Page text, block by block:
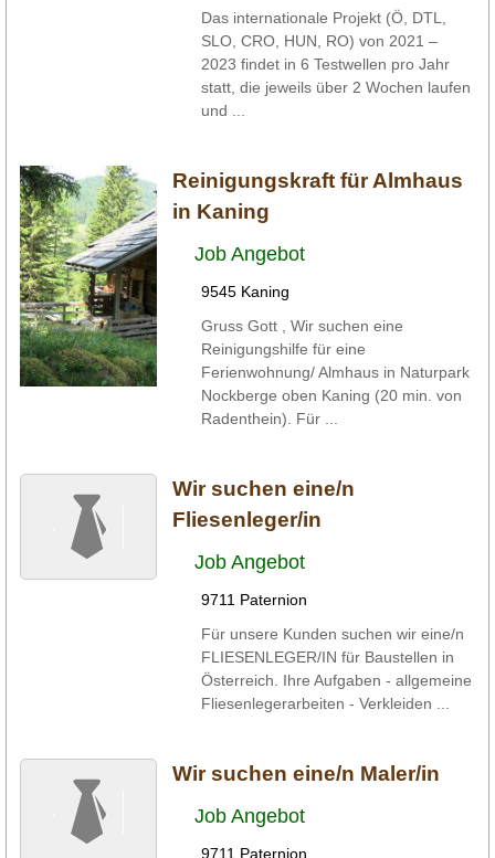
Das internationale Projekt (Ö, DTL,
SLO, CRO, HUN, RO) von 2021 –
2023 findet in 6 Testwellen pro Jahr
statt, die jeweils über 2 Wochen laufen
und ...
Reinigungskraft für Almhaus
in Kaning
Job Angebot
9545 Kaning
Gruss Gott , Wir suchen eine
Reinigungshilfe für eine
Ferienwohnung/ Almhaus in Naturpark
Nockberge oben Kaning (20 min. von
Radenthein). Für ...
Wir suchen eine/n
Fliesenleger/in
Job Angebot
9711 Paternion
Für unsere Kunden suchen wir eine/n
FLIESENLEGER/IN für Baustellen in
Österreich. Ihre Aufgaben - allgemeine
Fliesenlegerarbeiten - Verkleiden ...
Wir suchen eine/n Maler/in
Job Angebot
9711 Paternion